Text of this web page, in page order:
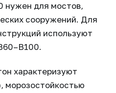
нужен для мостов,
сооружений. Для
используют
характеризуют
морозостойкостью